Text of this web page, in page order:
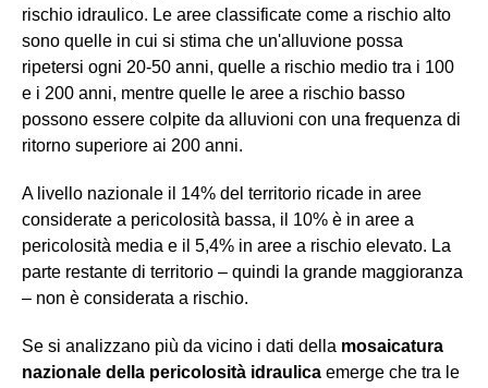
rischio idraulico. Le aree classificate come a rischio alto
sono quelle in cui si stima che un'alluvione possa
ripetersi ogni 20-50 anni, quelle a rischio medio tra i 100
e i 200 anni, mentre quelle le aree a rischio basso
possono essere colpite da alluvioni con una frequenza di
ritorno superiore ai 200 anni.
A livello nazionale il 14% del territorio ricade in aree
considerate a pericolosità bassa, il 10% è in aree a
pericolosità media e il 5,4% in aree a rischio elevato. La
parte restante di territorio – quindi la grande maggioranza
– non è considerata a rischio.
Se si analizzano più da vicino i dati della mosaicatura
nazionale della pericolosità idraulica emerge che tra le